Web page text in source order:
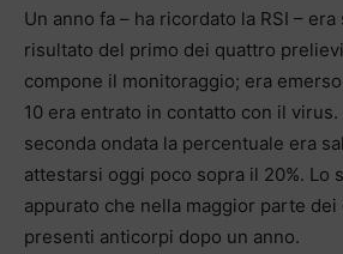
Un anno fa – ha ricordato la RSI –
risultato del primo dei quattro
compone il monitoraggio; era
10 era entrato in contatto con il virus.
seconda ondata la percentuale era
attestarsi oggi poco sopra il 20%. Lo
appurato che nella maggior parte
presenti anticorpi dopo un anno.